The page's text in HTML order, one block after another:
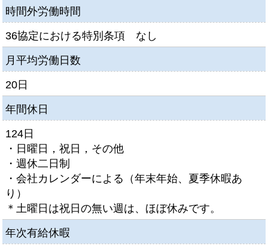
時間外労働時間
36協定における特別条項 なし
月平均労働日数
20日
年間休日
124日
・日曜日，祝日，その他
・週休二日制
・会社カレンダーによる（年末年始、夏季休暇あ
り）
＊土曜日は祝日の無い週は、ほぼ休みです。
年次有給休暇